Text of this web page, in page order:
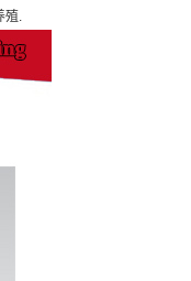
殖.